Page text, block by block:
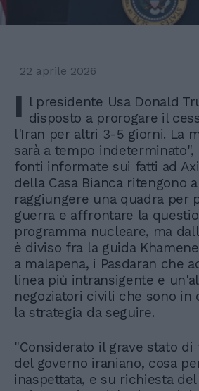
22 aprile 2026
I l presidente Usa Donald
disposto a prorogare il
l'Iran per altri 3-5 giorni. La
sarà a tempo
fonti informate sui fatti ad
della Casa Bianca ritengono
raggiungere una quadra per
guerra e affrontare la
programma nucleare, ma
è diviso fra la guida
a malapena, i Pasdaran che
linea più intransigente e
negoziatori civili che sono in
la strategia da seguire.
"Considerato il grave stato
del governo iraniano, cosa
inaspettata, e su richiesta